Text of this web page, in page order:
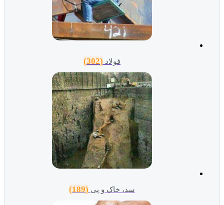
سد، خاک و پی(189)